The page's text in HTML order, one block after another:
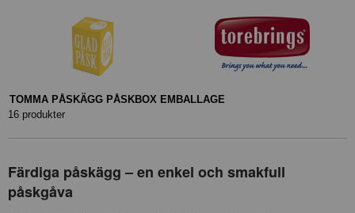
TOMMA PÅSKÄGG PÅSKBOX EMBALLAGE
16 produkter
Färdiga påskägg – en enkel och smakfull
påskgåva